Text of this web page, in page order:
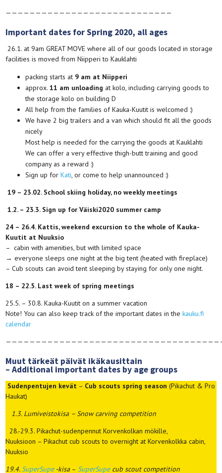
————————————————————————————
Important dates for Spring 2020, all ages
26.1. at 9am GREAT MOVE where all of our goods located in storage
facilities is moved from Niipperi to Kauklahti
packing starts at 9 am at Niipperi
approx.11 am unloading at kolo, including carrying goods to
the storage kolo on building D
All help from the families of Kauka-Kuutit is welcomed :)
We have 2 big trailers and a van which should fit all the goods
nicely
Most help is needed for the carrying the goods at Kauklahti
We can offer a very effective thigh-butt training and good
company as a reward :)
Sign up forKati , or come to help unannounced :)
19 – 23.02. School skiing holiday, no weekly meetings
1.2. – 23.3. Sign up for Väiski2020 summer camp
24 – 26.4. Kattis, weekend excursion to the whole of Kauka-
Kuutit at Nuuksio
– cabin with amenities, but with limited space
→ everyone sleeps one night at the big tent (heated with fireplace)
– Cub scouts can avoid tent sleeping by staying for only one night.
18 – 22.5. Last week of spring meetings
25.5. – 30.8. Kauka-Kuutit on a summer vacation
Note! You can also keep track of the important dates in thekauku.fi
calendar
Muut tärkeät päivät ikäkausittain
– Additional important dates by age groups
Sudenpentujen kevät – Cub scouts spring season (Pikachut & Pro
Haukat)
1.3. Lumiveistokisa – Snow carving competition
28.-29.3. Pikachut-sudenpennut Korvenkolkan mökille,
Nuuksioon – Pikachut cub scouts to overnight at Korvenkolkka cabin,
Nuuksio
19.4. SuperSupe-kisa– SuperSupecub scout competition